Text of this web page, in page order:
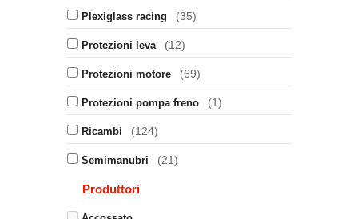
Plexiglass racing (35)
Protezioni leva (12)
Protezioni motore (69)
Protezioni pompa freno (1)
Ricambi (124)
Semimanubri (21)
Produttori